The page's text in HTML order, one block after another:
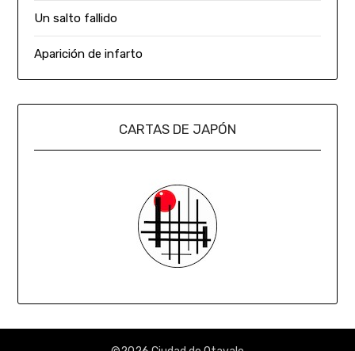
Un salto fallido
Aparición de infarto
CARTAS DE JAPÓN